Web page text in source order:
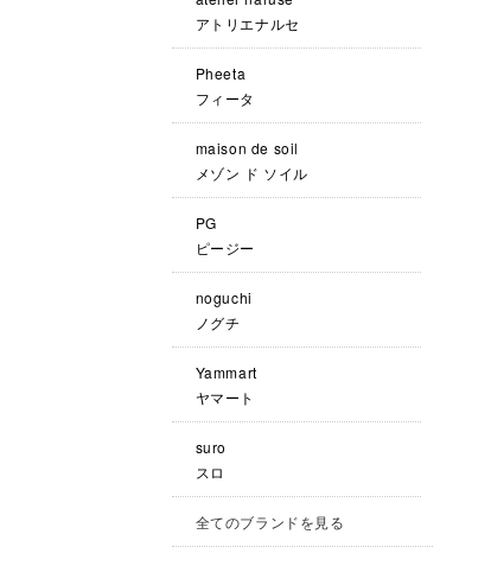
アトリエナルセ
Pheeta
フィータ
maison de soil
メゾン ド ソイル
PG
ピージー
noguchi
ノグチ
Yammart
ヤマート
suro
スロ
全てのブランドを見る